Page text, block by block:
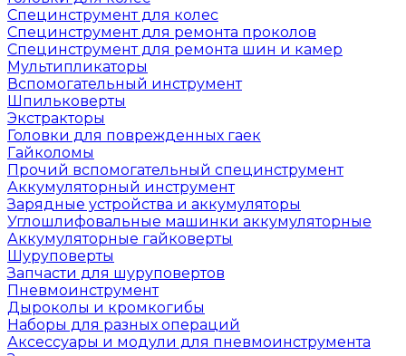
Специнструмент для колес
Специнструмент для ремонта проколов
Специнструмент для ремонта шин и камер
Мультипликаторы
Вспомогательный инструмент
Шпильковерты
Экстракторы
Головки для поврежденных гаек
Гайколомы
Прочий вспомогательный специнструмент
Аккумуляторный инструмент
Зарядные устройства и аккумуляторы
Углошлифовальные машинки аккумуляторные
Аккумуляторные гайковерты
Шуруповерты
Запчасти для шуруповертов
Пневмоинструмент
Дыроколы и кромкогибы
Наборы для разных операций
Аксессуары и модули для пневмоинструмента